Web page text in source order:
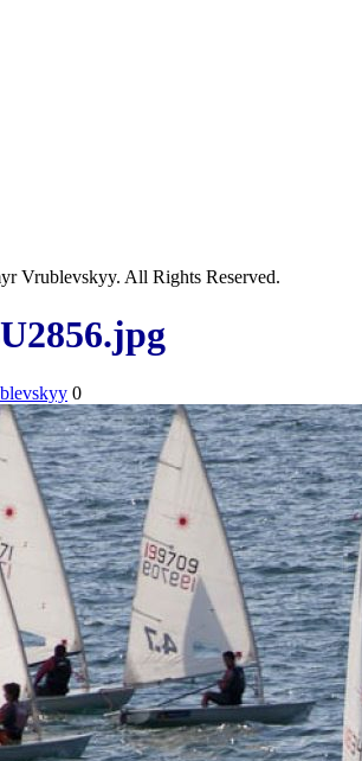
Vrublevskyy. All Rights Reserved.
0